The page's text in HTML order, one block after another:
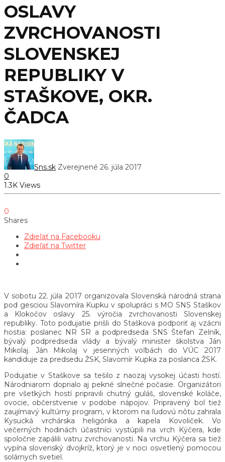
OSLAVY
ZVRCHOVANOSTI
SLOVENSKEJ
REPUBLIKY V
STAŠKOVE, OKR.
ČADCA
Sns.sk Zverejnené 26. júla 2017
0
1.3K Views
0
Shares
Zdieľať na Facebooku
Zdieľať na Twitter
V sobotu 22. júla 2017 organizovala Slovenská národná strana
pod gesciou Slavomíra Kupku v spolupráci s MO SNS Staškov
a Klokočov oslavy 25. výročia zvrchovanosti Slovenskej
republiky. Toto podujatie prišli do Staškova podporiť aj vzácni
hostia: poslanec NR SR a podpredseda SNS Štefan Zelník,
bývalý podpredseda vlády a bývalý minister školstva Ján
Mikolaj. Ján Mikolaj v jesenných voľbách do VÚC 2017
kandiduje za predsedu ŽSK, Slavomír Kupka za poslanca ŽSK.
Podujatie v Staškove sa tešilo z naozaj vysokej účasti hostí.
Národniarom doprialo aj pekné slnečné počasie. Organizátori
pre všetkých hostí pripravili chutný guláš, slovenské koláče,
ovocie, občerstvenie v podobe nápojov. Pripravený bol tiež
zaujímavý kultúrny program, v ktorom na ľudovú nôtu zahrala
Kysucká vrchárska heligónka a kapela Kovoliček. Vo
večerných hodinách účastníci vystúpili na vrch Kýčera, kde
spoločne zapálili vatru zvrchovanosti. Na vrchu Kýčera sa tiež
vypína slovenský dvojkríž, ktorý je v noci osvetlený pomocou
solárnych svetiel.